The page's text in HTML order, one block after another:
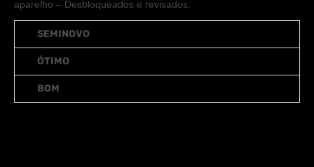
aparelho – Desbloqueados e revisados.
SEMINOVO
ÓTIMO
BOM